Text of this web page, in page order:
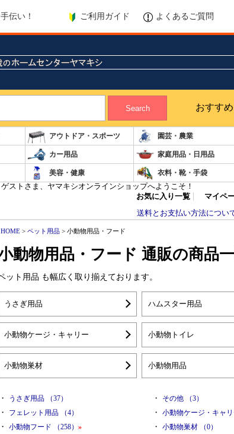
伝い！ ご利用ガイド よくあるご質問
Search おすす
アウトドア・スポーツ 園芸・農業
カー用品 家庭用品・日用品
美容・健康 衣料・靴・手袋
ゲストさま、ヤマキシオンラインショップへようこそ！
お気に入り一覧
マイペ
送料とお支払い方法につい
HOME > ペット用品 > 小動物用品・フード
動物用品・フード 通販の商品
ット用品 も幅広く取り揃えております。
うさぎ用品 ハムスター用品
小動物ケージ・キャリー 小動物トイレ
小動物巣材 小動物用品
・ うさぎ用品 （37） ・ その他 （3）
・ フェレット用品 （4） ・ 小動物ケージ・キャリ
・ 小動物フード （258） » ・ 小動物巣材 （0）